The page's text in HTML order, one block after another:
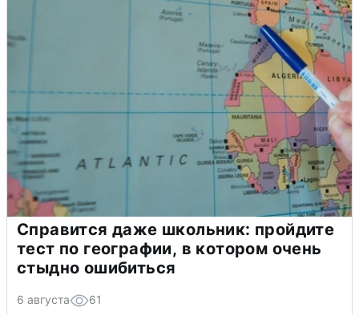
Справится даже школьник: пройдите
тест по географии, в котором очень
стыдно ошибиться
6 августа 61